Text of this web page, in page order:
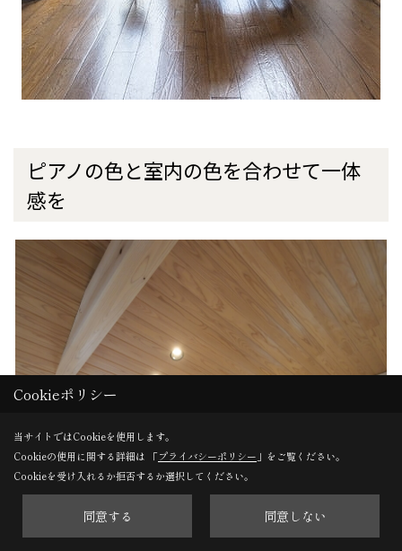
ピアノの色と室内の色を合わせて一体
感を
Cookieポリシー
当サイトではCookieを使用します。
Cookieの使用に関する詳細は 「プライバシーポリシー 」をご覧ください。
Cookieを受け入れるか拒否するか選択してください。
同意する 同意しない